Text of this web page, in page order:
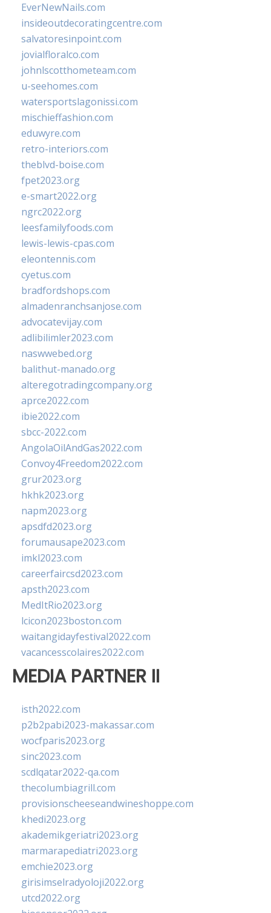
EverNewNails.com
insideoutdecoratingcentre.com
salvatoresinpoint.com
jovialfloralco.com
johnlscotthometeam.com
u-seehomes.com
watersportslagonissi.com
mischieffashion.com
eduwyre.com
retro-interiors.com
theblvd-boise.com
fpet2023.org
e-smart2022.org
ngrc2022.org
leesfamilyfoods.com
lewis-lewis-cpas.com
eleontennis.com
cyetus.com
bradfordshops.com
almadenranchsanjose.com
advocatevijay.com
adlibilimler2023.com
naswwebed.org
balithut-manado.org
alteregotradingcompany.org
aprce2022.com
ibie2022.com
sbcc-2022.com
AngolaOilAndGas2022.com
Convoy4Freedom2022.com
grur2023.org
hkhk2023.org
napm2023.org
apsdfd2023.org
forumausape2023.com
imkl2023.com
careerfaircsd2023.com
apsth2023.com
MedItRio2023.org
lcicon2023boston.com
waitangidayfestival2022.com
vacancesscolaires2022.com
MEDIA PARTNER II
isth2022.com
p2b2pabi2023-makassar.com
wocfparis2023.org
sinc2023.com
scdlqatar2022-qa.com
thecolumbiagrill.com
provisionscheeseandwineshoppe.com
khedi2023.org
akademikgeriatri2023.org
marmarapediatri2023.org
emchie2023.org
girisimselradyoloji2022.org
utcd2022.org